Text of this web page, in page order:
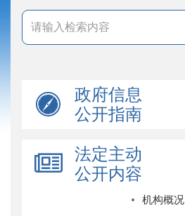
政府信息
公开指南
法定主动
公开内容
机构概况